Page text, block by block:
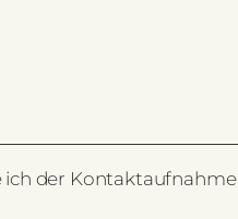
der Kontaktaufnahme